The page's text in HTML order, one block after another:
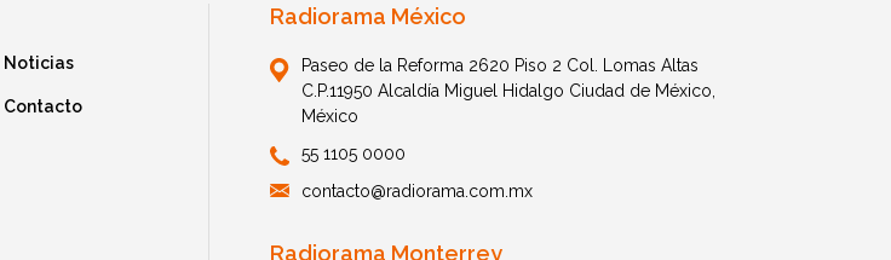
Noticias
Contacto
Radiorama México
Paseo de la Reforma 2620 Piso 2 Col. Lomas Altas
C.P.11950 Alcaldía Miguel Hidalgo Ciudad de México,
México
55 1105 0000
contacto@radiorama.com.mx
Radiorama Monterrey